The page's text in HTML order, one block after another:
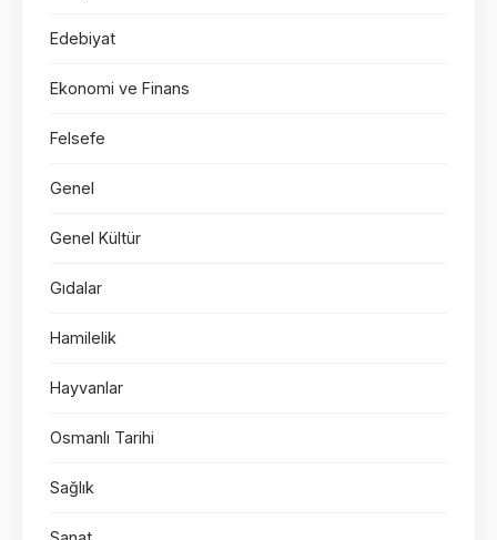
Edebiyat
Ekonomi ve Finans
Felsefe
Genel
Genel Kültür
Gıdalar
Hamilelik
Hayvanlar
Osmanlı Tarihi
Sağlık